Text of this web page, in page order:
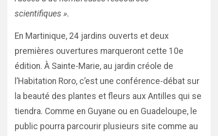
scientifiques ».
En Martinique, 24 jardins ouverts et deux
premières ouvertures marqueront cette 10e
édition. À Sainte-Marie, au jardin créole de
l’Habitation Roro, c’est une conférence-débat sur
la beauté des plantes et fleurs aux Antilles qui se
tiendra. Comme en Guyane ou en Guadeloupe, le
public pourra parcourir plusieurs site comme au